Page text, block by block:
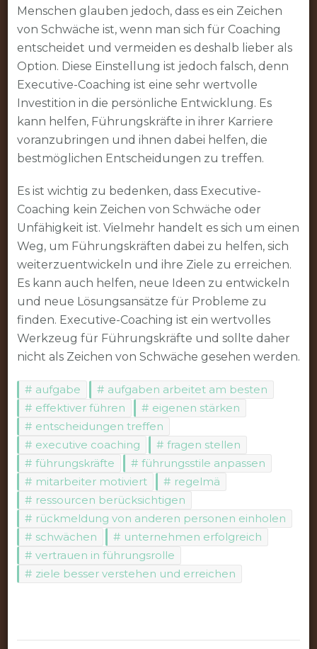
Menschen glauben jedoch, dass es ein Zeichen
von Schwäche ist, wenn man sich für Coaching
entscheidet und vermeiden es deshalb lieber als
Option. Diese Einstellung ist jedoch falsch, denn
Executive-Coaching ist eine sehr wertvolle
Investition in die persönliche Entwicklung. Es
kann helfen, Führungskräfte in ihrer Karriere
voranzubringen und ihnen dabei helfen, die
bestmöglichen Entscheidungen zu treffen.
Es ist wichtig zu bedenken, dass Executive-
Coaching kein Zeichen von Schwäche oder
Unfähigkeit ist. Vielmehr handelt es sich um einen
Weg, um Führungskräften dabei zu helfen, sich
weiterzuentwickeln und ihre Ziele zu erreichen.
Es kann auch helfen, neue Ideen zu entwickeln
und neue Lösungsansätze für Probleme zu
finden. Executive-Coaching ist ein wertvolles
Werkzeug für Führungskräfte und sollte daher
nicht als Zeichen von Schwäche gesehen werden.
aufgabe
aufgaben arbeitet am besten
effektiver führen
eigenen stärken
entscheidungen treffen
executive coaching
fragen stellen
führungskräfte
führungsstile anpassen
mitarbeiter motiviert
regelmä
ressourcen berücksichtigen
rückmeldung von anderen personen einholen
schwächen
unternehmen erfolgreich
vertrauen in führungsrolle
ziele besser verstehen und erreichen